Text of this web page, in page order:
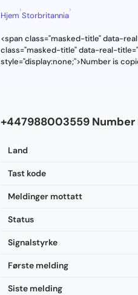
Hjem
›
Storbritannia
›
<span class="masked-title" data-
class="masked-title" data-real-
style="display:none;">Number is
+447988003559 Number
Land
Tast kode
Meldinger mottatt
Status
Signalstyrke
Første melding
Siste melding